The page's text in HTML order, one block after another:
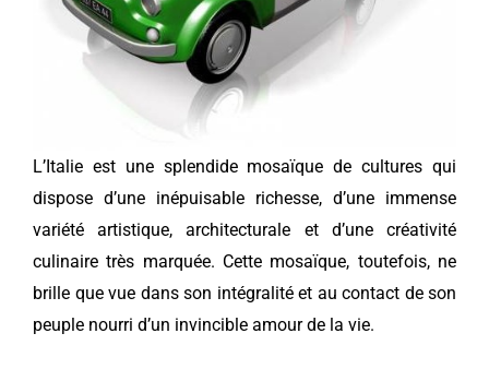
L’Italie est une splendide mosaïque de cultures qui
dispose d’une inépuisable richesse, d’une immense
variété artistique, architecturale et d’une créativité
culinaire très marquée. Cette mosaïque, toutefois, ne
brille que vue dans son intégralité et au contact de son
peuple nourri d’un invincible amour de la vie.